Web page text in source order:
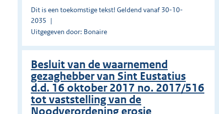
Dit is een toekomstige tekst! Geldend vanaf 30-10-
2035
Uitgegeven door: Bonaire
Besluit van de waarnemend
gezaghebber van Sint Eustatius
d.d. 16 oktober 2017 no. 2017/516
tot vaststelling van de